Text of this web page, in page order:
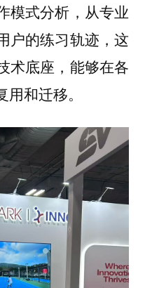
模式分析，从专业
户的练习轨迹，这
术底座，能够在各
和迁移。